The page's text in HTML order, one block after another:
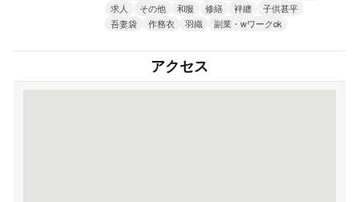
求人
その他 和服 修繕 袢纏
子供甚平
吾妻袋
作務衣 羽織 副業・wワークok
アクセス